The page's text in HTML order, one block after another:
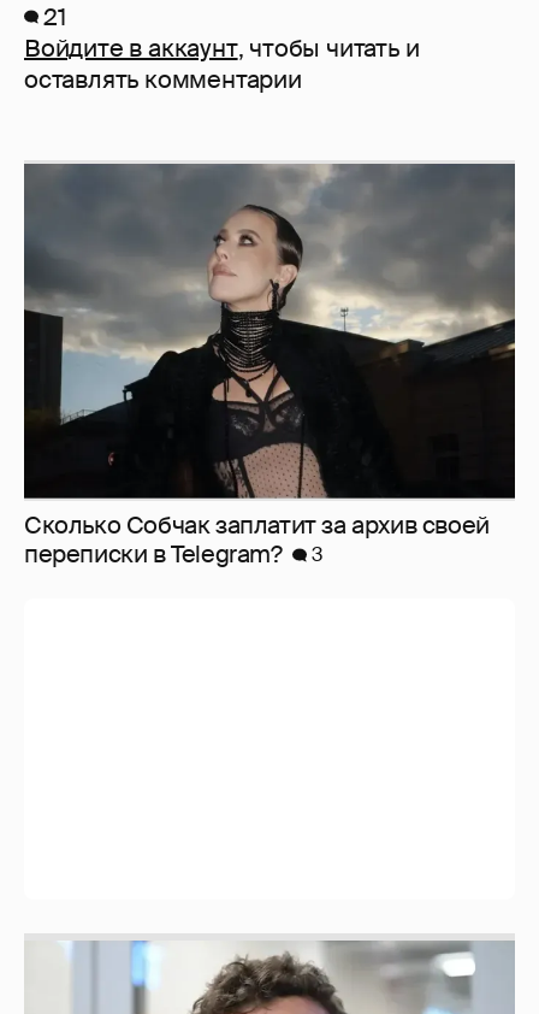
21
Войдите в аккаунт, чтобы читать и
оставлять комментарии
Сколько Собчак заплатит за архив своей
перeписки в Telegram?
3
Никита Кологривый высказался насчёт